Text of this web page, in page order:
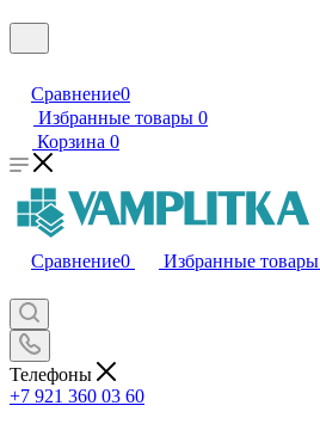
Сравнение0
Избранные товары 0
Корзина 0
Сравнение0 Избранные товары
Телефоны
+7 921 360 03 60